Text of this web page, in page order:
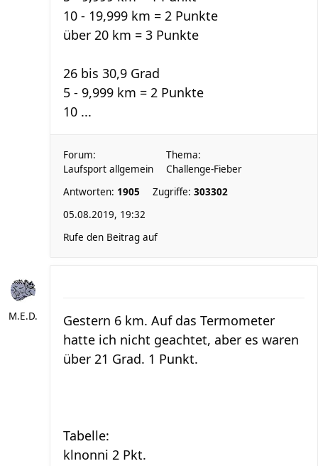
10 - 19,999 km = 2 Punkte
über 20 km = 3 Punkte
26 bis 30,9 Grad
5 - 9,999 km = 2 Punkte
10 ...
Forum:
Laufsport allgemein
Thema:
Challenge-Fieber
Antworten: 1905 Zugriffe: 303302
05.08.2019, 19:32
Rufe den Beitrag auf
M.E.D.
Gestern 6 km. Auf das Termometer
hatte ich nicht geachtet, aber es waren
über 21 Grad. 1 Punkt.
Tabelle:
klnonni 2 Pkt.